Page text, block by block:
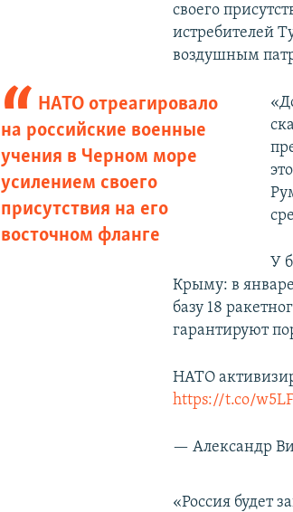
своего
истребителей
воздушным
НАТО отреагировало
на российские военные
учения в Черном море
усилением своего
присутствия на его
восточном фланге
У
Крыму: в
базу 18
гарантируют
НАТО
https://t.co/
— Александр
«Россия будет